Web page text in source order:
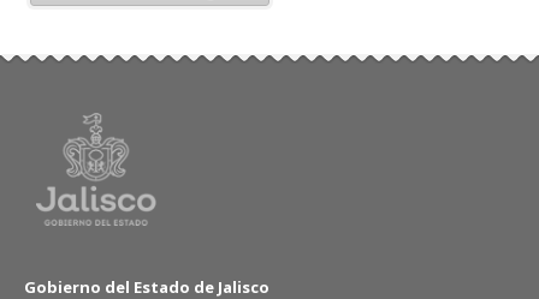
Gobierno del Estado de Jalisco